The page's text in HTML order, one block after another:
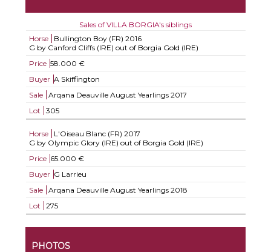
Sales of VILLA BORGIA's siblings
Horse
Bullington Boy (FR) 2016
G by Canford Cliffs (IRE) out of Borgia Gold (IRE)
Price 58.000 €
Buyer A Skiffington
Sale
Arqana Deauville August Yearlings 2017
Lot
305
Horse L'Oiseau Blanc (FR) 2017
G by Olympic Glory (IRE) out of Borgia Gold (IRE)
Price 65.000 €
Buyer G Larrieu
Sale
Arqana Deauville August Yearlings 2018
Lot
275
PHOTOS